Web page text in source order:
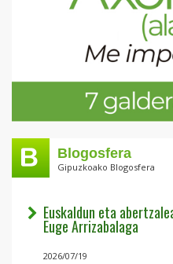
Blogosfera
Gipuzkoako Blogosfera
Euskaldun eta
Euge Arrizabalaga
2026/07/19